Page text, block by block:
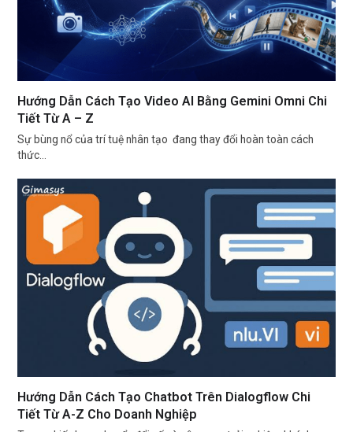
Hướng Dẫn Cách Tạo Video AI Bằng Gemini Omni Chi
Tiết Từ A – Z
Sự bùng nổ của trí tuệ nhân tạo đang thay đổi hoàn toàn cách
thức…
Hướng Dẫn Cách Tạo Chatbot Trên Dialogflow Chi
Tiết Từ A-Z Cho Doanh Nghiệp